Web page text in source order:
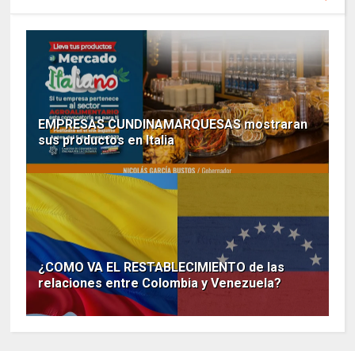
EMPRESAS CUNDINAMARQUESAS mostraran
sus productos en Italia
¿COMO VA EL RESTABLECIMIENTO de las
relaciones entre Colombia y Venezuela?